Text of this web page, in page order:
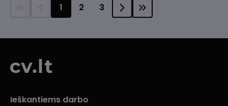
1 2 3
Ieškantiems darbo